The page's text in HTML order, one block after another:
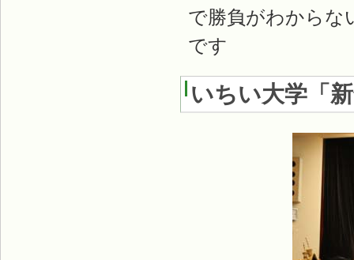
で勝負がわからな
です
いちい大学「